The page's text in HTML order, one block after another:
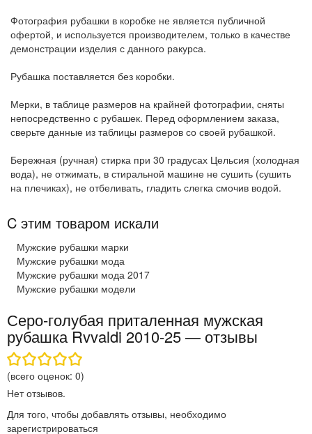
Фотография рубашки в коробке не является публичной
офертой, и используется производителем, только в качестве
демонстрации изделия с данного ракурса.
Рубашка поставляется без коробки.
Мерки, в таблице размеров на крайней фотографии, сняты
непосредственно с рубашек. Перед оформлением заказа,
сверьте данные из таблицы размеров со своей рубашкой.
Бережная (ручная) стирка при 30 градусах Цельсия (холодная
вода), не отжимать, в стиральной машине не сушить (сушить
на плечиках), не отбеливать, гладить слегка смочив водой.
C этим товаром искали
Мужские рубашки марки
Мужские рубашки мода
Мужские рубашки мода 2017
Мужские рубашки модели
Серо-голубая приталенная мужская
рубашка Rvvaldi 2010-25 — отзывы
(всего оценок: 0)
Нет отзывов.
Для того, чтобы добавлять отзывы, необходимо
зарегистрироваться